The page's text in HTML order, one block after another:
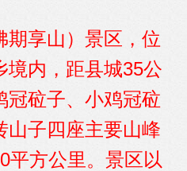
期享山）景区，位
境内，距县城35公
冠砬子、小鸡冠砬
山子四座主要山峰
平方公里。景区以